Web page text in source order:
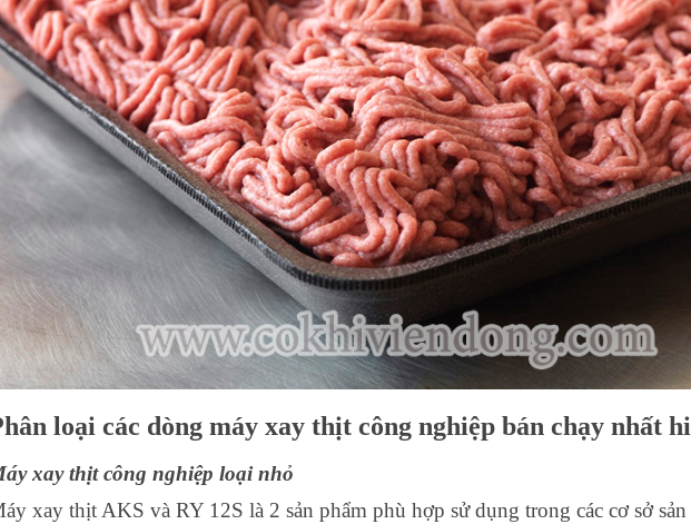
loại các dòng máy xay thịt công nghiệp bán chạy nhất
xay thịt công nghiệp loại nhỏ
xay thịt AKS và RY 12S là 2 sản phẩm phù hợp sử dụng trong các cơ sở